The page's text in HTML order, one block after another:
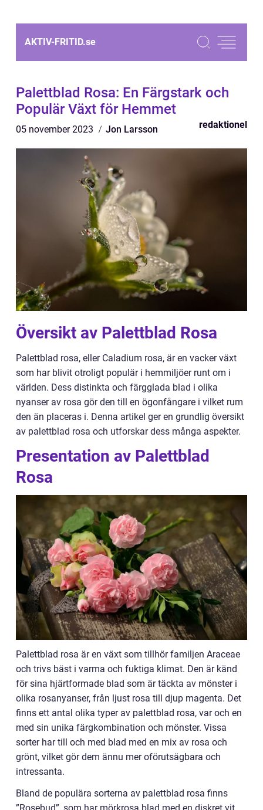
AKTIV-FRITID.se
Palettblad Rosa: En Färgstark och
Populär Växt för Hemmet
05 november 2023 Jon Larsson redaktionel
Översikt av Palettblad Rosa
Palettblad rosa, eller Caladium rosa, är en vacker växt
som har blivit otroligt populär i hemmiljöer runt om i
världen. Dess distinkta och färgglada blad i olika
nyanser av rosa gör den till en ögonfångare i vilket rum
den än placeras i. Denna artikel ger en grundlig översikt
av palettblad rosa och utforskar dess många aspekter.
Presentation av Palettblad
Rosa
Palettblad rosa är en växt som tillhör familjen Araceae
och trivs bäst i varma och fuktiga klimat. Den är känd
för sina hjärtformade blad som är täckta av mönster i
olika rosanyanser, från ljust rosa till djup magenta. Det
finns ett antal olika typer av palettblad rosa, var och en
med sin unika färgkombination och mönster. Vissa
sorter har till och med blad med en mix av rosa och
grönt, vilket gör dem ännu mer oförutsägbara och
intressanta.
Bland de populära sorterna av palettblad rosa finns
”Rosebud”, som har mörkrosa blad med en diskret vit